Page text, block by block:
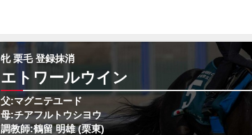
牝 栗毛 登録抹消
エトワールウイン
父:マグニテユード
母:チアフルトウシヨウ
調教師:鶴留 明雄 (栗東)